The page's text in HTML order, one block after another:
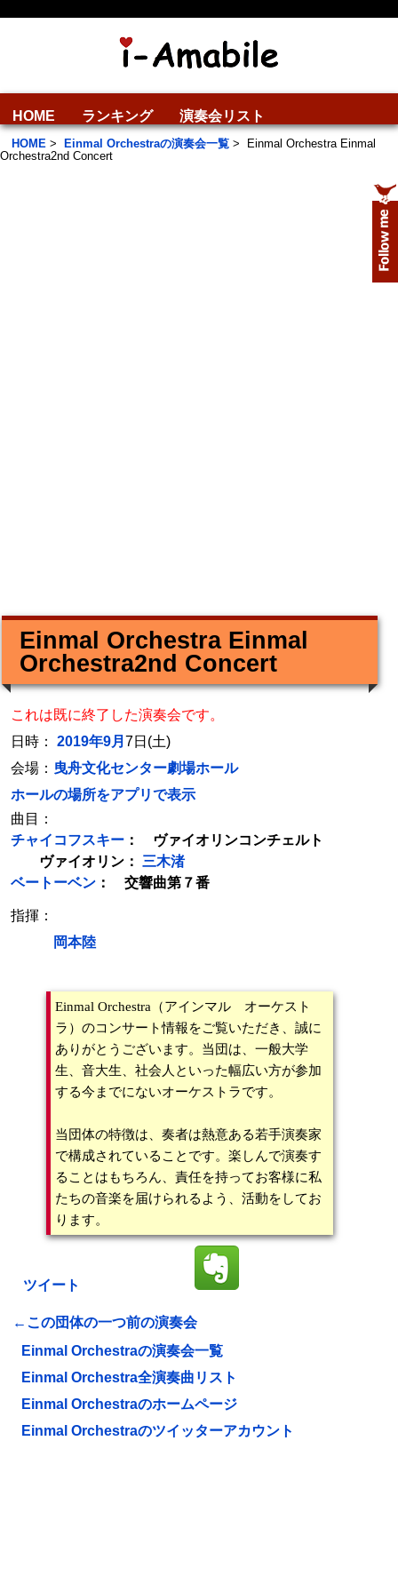
HOME ランキング 演奏会リスト
HOME > Einmal Orchestraの演奏会一覧 >
Einmal Orchestra Einmal
Orchestra2nd Concert
Einmal Orchestra Einmal
Orchestra2nd Concert
これは既に終了した演奏会です。
日時： 2019年9月 7日(土)
会場： 曳舟文化センター劇場ホール
ホールの場所をアプリで表示
曲目：
チャイコフスキー ： ヴァイオリンコンチェルト
ヴァイオリン： 三木渚
ベートーベン ： 交響曲第７番
指揮：
岡本陸
Einmal Orchestra（アインマル オーケスト
ラ）のコンサート情報をご覧いただき、誠に
ありがとうございます。当団は、一般大学
生、音大生、社会人といった幅広い方が参加
する今までにないオーケストラです。
当団体の特徴は、奏者は熱意ある若手演奏家
で構成されていることです。楽しんで演奏す
ることはもちろん、責任を持ってお客様に私
たちの音楽を届けられるよう、活動をしてお
ります。
ツイート
←この団体の一つ前の演奏会
Einmal Orchestraの演奏会一覧
Einmal Orchestra全演奏曲リスト
Einmal Orchestraのホームページ
Einmal Orchestraのツイッターアカウント